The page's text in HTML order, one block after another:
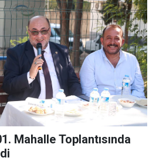
Mahalle Toplantısında